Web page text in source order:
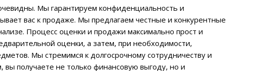
Мы гарантируем конфиденциальность и
вас к продаже. Мы предлагаем честные и конкурентные
Процесс оценки и продажи максимально прост и
оценки, а затем, при необходимости,
Мы стремимся к долгосрочному сотрудничеству и
получаете не только финансовую выгоду, но и